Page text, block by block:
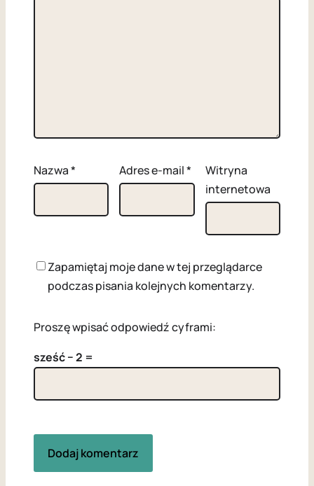
Nazwa* Adres e-mail*
Witryna
internetowa
Zapamiętaj moje dane w tej przeglądarce
podczas pisania kolejnych komentarzy.
Proszę wpisać odpowiedź cyframi:
sześć − 2 =